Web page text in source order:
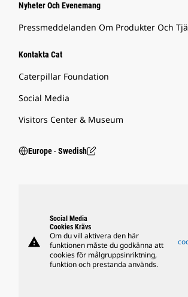
Nyheter Och Evenemang
Pressmeddelanden Om Produkter Och
Kontakta Cat
Caterpillar Foundation
Social Media
Visitors Center & Museum
Europe ‧ Swedish
warning
Social Media
Cookies Krävs
Om du vill aktivera den här
funktionen måste du godkänna att
cookies för målgruppsinriktning,
funktion och prestanda används.